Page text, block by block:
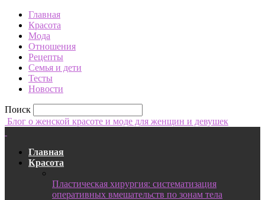
Главная
Красота
Мода
Отношения
Рецепты
Семья и дети
Тесты
Новости
Поиск
Блог о женской красоте и моде для женщин и девушек
Главная
Красота
Пластическая хирургия: систематизация
оперативных вмешательств по зонам тела